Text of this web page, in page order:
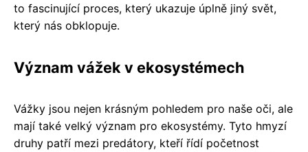
to fascinující proces, který ukazuje úplně jiný svět,
který nás obklopuje.
Význam vážek v ekosystémech
Vážky jsou nejen krásným pohledem pro naše oči, ale
mají také velký význam pro ekosystémy. Tyto hmyzí
druhy patří mezi predátory, kteří řídí početnost